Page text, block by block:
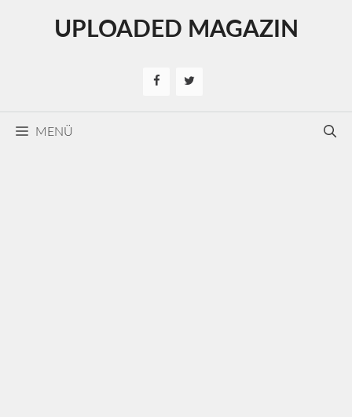
UPLOADED MAGAZIN
MENÜ